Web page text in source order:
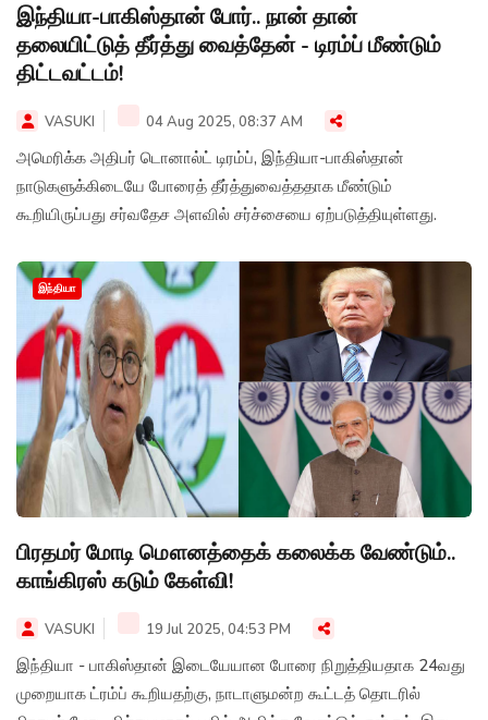
இந்தியா-பாகிஸ்தான் போர்.. நான் தான்
தலையிட்டுத் தீர்த்து வைத்தேன் - டிரம்ப் மீண்டும்
திட்டவட்டம்!
VASUKI 04 Aug 2025, 08:37 AM
அமெரிக்க அதிபர் டொனால்ட் டிரம்ப், இந்தியா-பாகிஸ்தான்
நாடுகளுக்கிடையே போரைத் தீர்த்துவைத்ததாக மீண்டும்
கூறியிருப்பது சர்வதேச அளவில் சர்ச்சையை ஏற்படுத்தியுள்ளது.
இந்தியா
பிரதமர் மோடி மௌனத்தைக் கலைக்க வேண்டும்..
காங்கிரஸ் கடும் கேள்வி!
VASUKI 19 Jul 2025, 04:53 PM
இந்தியா - பாகிஸ்தான் இடையேயான போரை நிறுத்தியதாக 24வது
முறையாக ட்ரம்ப் கூறியதற்கு, நாடாளுமன்ற கூட்டத் தொடரில்